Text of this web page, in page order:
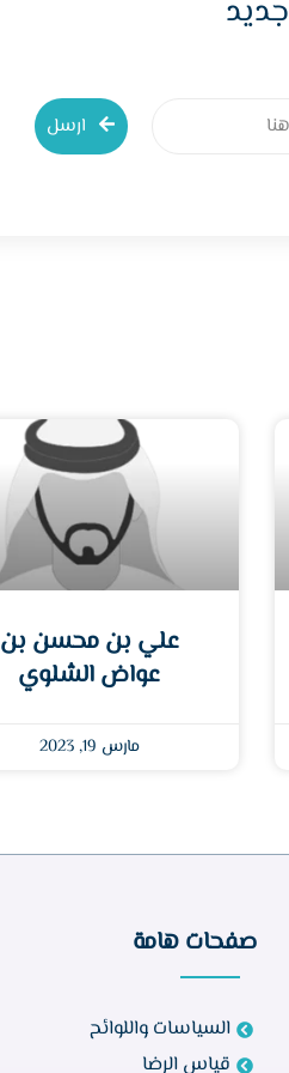
جديد
ارسل
علي بن محسن بن
عواض الشلوي
مارس 19, 2023
صفحات هامة
السياسات واللوائح
قياس الرضا